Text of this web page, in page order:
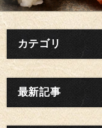
カテゴリ
最新記事